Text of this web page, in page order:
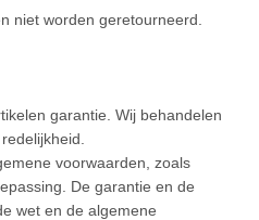
niet worden geretourneerd.
garantie. Wij behandelen
voorwaarden, zoals
De garantie en de
wet en de algemene